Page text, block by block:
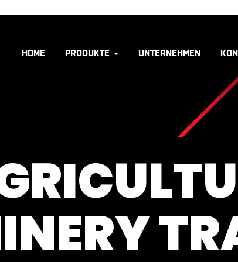
HOME PRODUKTE UNTERNEHMEN